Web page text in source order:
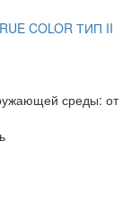
COLOR ТИП II
среды: от